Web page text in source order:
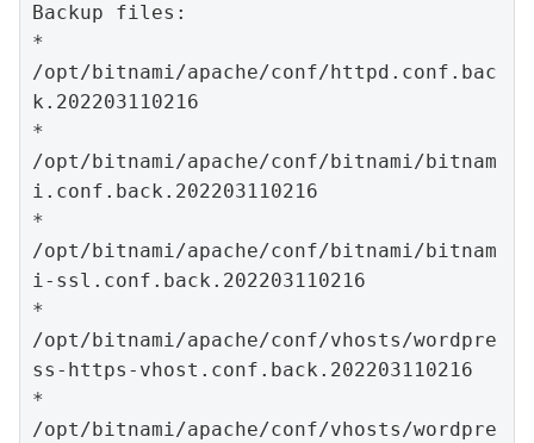
Backup files:
*
/opt/bitnami/apache/conf/httpd.conf.bac
k.202203110216
*
/opt/bitnami/apache/conf/bitnami/bitnam
i.conf.back.202203110216
*
/opt/bitnami/apache/conf/bitnami/bitnam
i-ssl.conf.back.202203110216
*
/opt/bitnami/apache/conf/vhosts/wordpre
ss-https-vhost.conf.back.202203110216
*
/opt/bitnami/apache/conf/vhosts/wordpre